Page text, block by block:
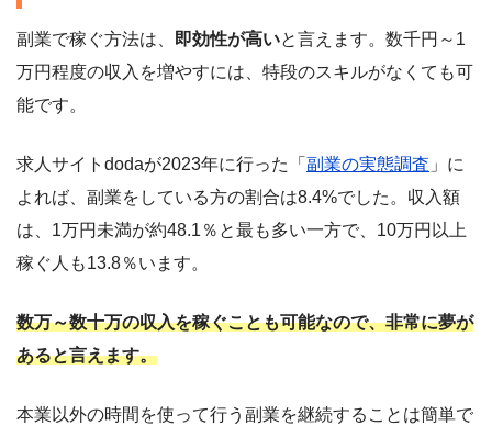
副業で稼ぐ方法は、 即効性が高いと言えます。数千円～1
万円程度の収入を増やすには、特段のスキルがなくても可
能です。
求人サイトdodaが2023年に行った「 副業の実態調査 」に
よれば、副業をしている方の割合は8.4%でした。収入額
は、1万円未満が約48.1％と最も多い一方で、10万円以上
稼ぐ人も13.8％います。
数万～数十万の収入を稼ぐことも可能なので、非常に夢が
あると言えます。
本業以外の時間を使って行う副業を継続することは簡単で